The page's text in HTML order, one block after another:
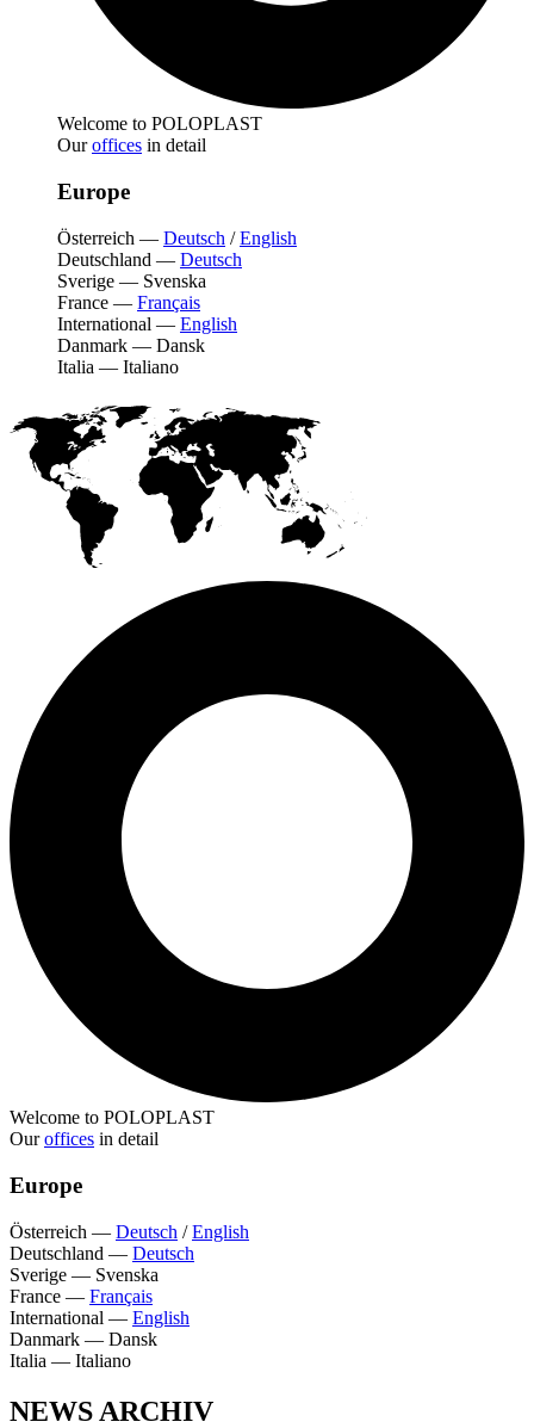
Welcome to POLOPLAST
Ouroffices in detail
Europe
Österreich — Deutsch /English
Deutschland — Deutsch
Sverige — Svenska
France — Français
International — English
Danmark — Dansk
Italia — Italiano
Welcome to POLOPLAST
Ouroffices in detail
Europe
Österreich — Deutsch /English
Deutschland — Deutsch
Sverige — Svenska
France — Français
International — English
Danmark — Dansk
Italia — Italiano
NEWS ARCHIV